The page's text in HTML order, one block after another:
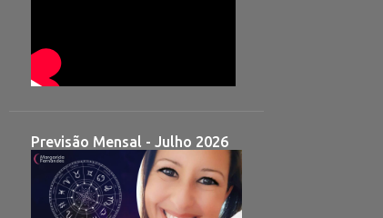
Previsão Mensal - Julho 2026